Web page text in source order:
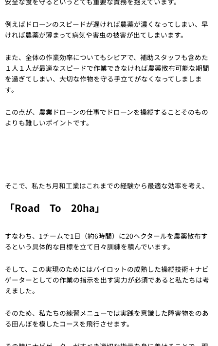
例えばドローンのスピードが遅ければ農薬が濃くなってしまい、早
ければ農薬が薄まって病気や害虫の被害が出てしまいます。
また、全体の作業効率についてもシビアで、補助スタッフも含めた
１人１人が最適なスピードで作業できなければ農薬散布可能な期間
を過ぎてしまい、大切な作物を守る手立てがなくなってしましま
す。
この点が、農業ドローンの仕事でドローンを操縦することそのもの
よりも難しいポイントです。
そこで、私たち月和工業はこれまでの経験から最適な効率を考え、
「Road To 20ha」
すなわち、1チームで1日（約6時間）に20ヘクタールを農薬散布す
るという具体的な目標を立て日々訓練を積んでいます。
そして、この実現のためにはパイロットの成熟した操縦技術＋ナビ
ゲーターとしての作業の指示を出す実力が必須であると私たちは考
えました。
そのため、私たちの練習メニューでは実践を意識した障害物をのあ
る田んぼを模したコースを飛行させます。